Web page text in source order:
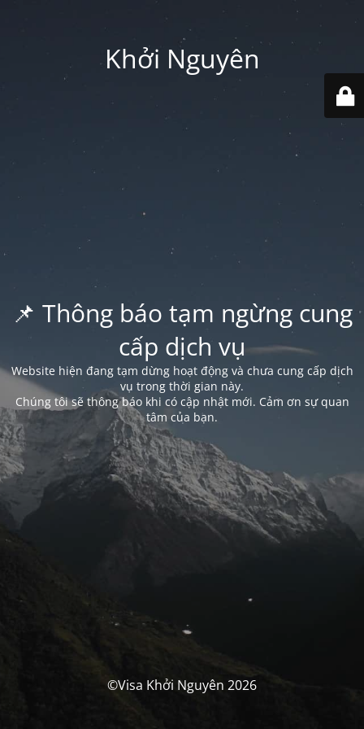
Khởi Nguyên
📌 Thông báo tạm ngừng cung
cấp dịch vụ
Website hiện đang tạm dừng hoạt động và chưa cung cấp dịch
vụ trong thời gian này.
Chúng tôi sẽ thông báo khi có cập nhật mới. Cảm ơn sự quan
tâm của bạn.
©Visa Khởi Nguyên 2026